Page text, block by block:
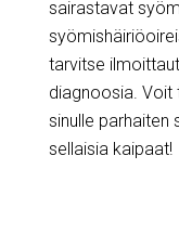
sairastavat
tarvitse
diagnoosia. Voit
sinulle parhaiten
sellaisia kaipaat!